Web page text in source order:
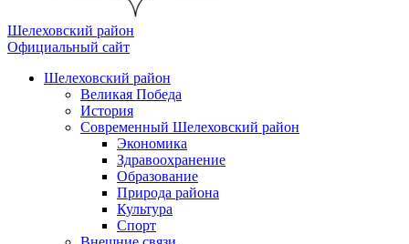
Шелеховский район
Официальный сайт
Шелеховский район
Великая Победа
История
Современный Шелеховский район
Экономика
Здравоохранение
Образование
Природа района
Культура
Спорт